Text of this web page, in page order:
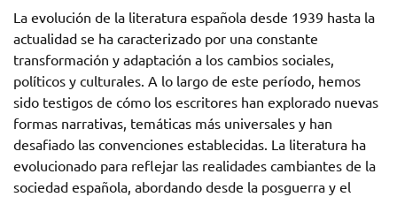
La evolución de la literatura española desde 1939 hasta la
actualidad se ha caracterizado por una constante
transformación y adaptación a los cambios sociales,
políticos y culturales. A lo largo de este período, hemos
sido testigos de cómo los escritores han explorado nuevas
formas narrativas, temáticas más universales y han
desafiado las convenciones establecidas. La literatura ha
evolucionado para reflejar las realidades cambiantes de la
sociedad española, abordando desde la posguerra y el